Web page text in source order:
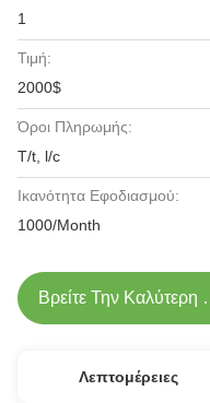
1
Τιμή:
2000$
Όροι Πληρωμής:
T/t, l/c
Ικανότητα Εφοδιασμού:
1000/Month
Βρείτε Την Καλύτερη
Λεπτομέρειες